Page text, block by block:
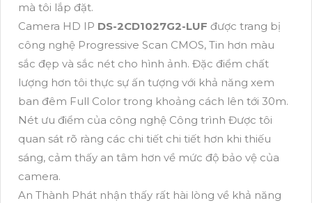
mà tôi lắp đặt.
Camera HD IP DS-2CD1027G2-LUF được trang bị
công nghệ Progressive Scan CMOS, Tin hơn màu
sắc đẹp và sắc nét cho hình ảnh. Đặc điểm chất
lượng hơn tôi thực sự ấn tượng với khả năng xem
ban đêm Full Color trong khoảng cách lên tới 30m.
Nét ưu điểm của công nghệ Công trình Được tôi
quan sát rõ ràng các chi tiết chi tiết hơn khi thiếu
sáng, cảm thấy an tâm hơn về mức độ bảo vệ của
camera.
An Thành Phát nhận thấy rất hài lòng về khả năng